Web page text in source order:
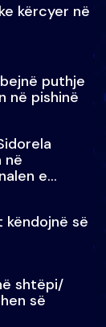
kërcyer në
puthje
në pishinë
në
e
këndojnë së
shtëpi/
së